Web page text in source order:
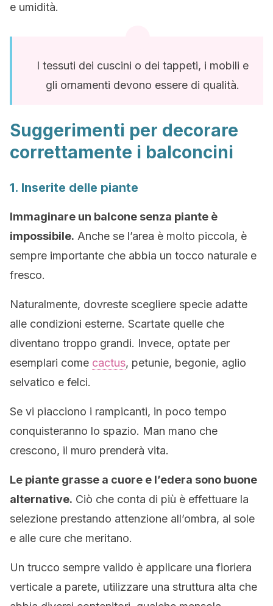
e umidità.
I tessuti dei cuscini o dei tappeti, i mobili e
gli ornamenti devono essere di qualità.
Suggerimenti per decorare
correttamente i balconcini
1. Inserite delle piante
Immaginare un balcone senza piante è
impossibile. Anche se l’area è molto piccola, è
sempre importante che abbia un tocco naturale e
fresco.
Naturalmente, dovreste scegliere specie adatte
alle condizioni esterne. Scartate quelle che
diventano troppo grandi. Invece, optate per
esemplari come cactus, petunie, begonie, aglio
selvatico e felci.
Se vi piacciono i rampicanti, in poco tempo
conquisteranno lo spazio. Man mano che
crescono, il muro prenderà vita.
Le piante grasse a cuore e l’edera sono buone
alternative. Ciò che conta di più è effettuare la
selezione prestando attenzione all’ombra, al sole
e alle cure che meritano.
Un trucco sempre valido è applicare una fioriera
verticale a parete, utilizzare una struttura alta che